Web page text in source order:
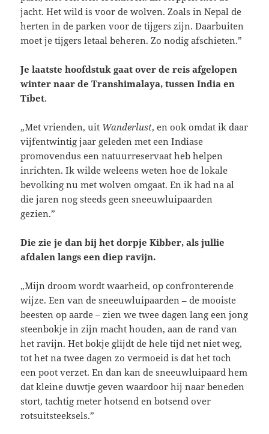
jacht. Het wild is voor de wolven. Zoals in Nepal de
herten in de parken voor de tijgers zijn. Daarbuiten
moet je tijgers letaal beheren. Zo nodig afschieten.”
Je laatste hoofdstuk gaat over de reis afgelopen
winter naar de Transhimalaya, tussen India en
Tibet.
„Met vrienden, uit Wanderlust, en ook omdat ik daar
vijfentwintig jaar geleden met een Indiase
promovendus een natuurreservaat heb helpen
inrichten. Ik wilde weleens weten hoe de lokale
bevolking nu met wolven omgaat. En ik had na al
die jaren nog steeds geen sneeuwluipaarden
gezien.”
Die zie je dan bij het dorpje Kibber, als jullie
afdalen langs een diep ravijn.
„Mijn droom wordt waarheid, op confronterende
wijze. Een van de sneeuwluipaarden – de mooiste
beesten op aarde – zien we twee dagen lang een jong
steenbokje in zijn macht houden, aan de rand van
het ravijn. Het bokje glijdt de hele tijd net niet weg,
tot het na twee dagen zo vermoeid is dat het toch
een poot verzet. En dan kan de sneeuwluipaard hem
dat kleine duwtje geven waardoor hij naar beneden
stort, tachtig meter hotsend en botsend over
rotsuitsteeksels.”